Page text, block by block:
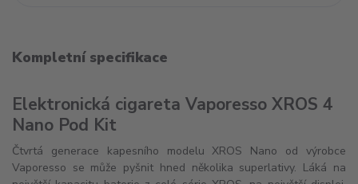
Kompletní specifikace
Elektronická cigareta Vaporesso XROS 4
Nano Pod Kit
Čtvrtá generace kapesního modelu XROS Nano od výrobce
Vaporesso se může pyšnit hned několika superlativy. Láká na